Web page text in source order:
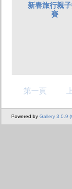
新春旅行親
賽
第一頁
Powered by Gallery 3.0.9